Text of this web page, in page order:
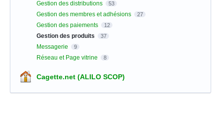
Gestion des distributions 53
Gestion des membres et adhésions 27
Gestion des paiements 12
Gestion des produits 37
Messagerie 9
Réseau et Page vitrine 8
Cagette.net (ALILO SCOP)